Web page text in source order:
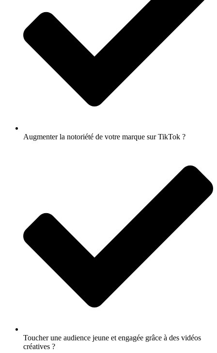
Augmenter la notoriété de votre marque sur TikTok ?
Toucher une audience jeune et engagée grâce à des vidéos
créatives ?